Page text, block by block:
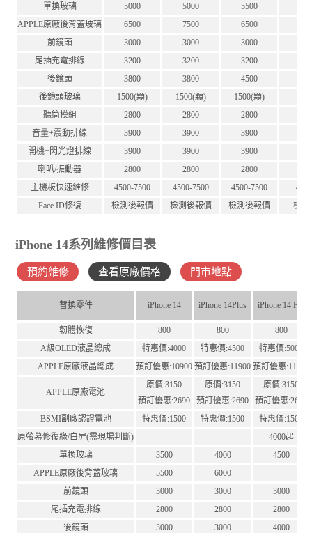
單換玻璃
5000 5000 5500
APPLE原廠後背蓋玻璃
6500 7500 6500
前鏡頭
3000 3000 3000
尾插充電排線
3200 3200 3200
後鏡頭
3800 3800 4500
後鏡頭玻璃
1500(顆) 1500(顆) 1500(顆)
聽筒模組
2800 2800 2800
音量+震動排線
3900 3900 3900
開機+閃光燈排線
3900 3900 3900
喇叭/振動器
2800 2800 2800
主機板快速維修
4500-7500 4500-7500 4500-7500
Face ID修復
檢測後報價 檢測後報價 檢測後報價 檢測
iPhone 14系列維修價目表
預約維修 查看原廠價格 門市地點
替換零件 iPhone 14 iPhone 14Plus iPhone 14 Pro
韌體恢復 800 800
800
A級OLED液晶總成
特惠價:4000 特惠價:4500
特惠價:5000
APPLE原廠液晶總成
預訂優惠:10900 預訂優惠:11900 預訂優惠:11900
APPLE原廠電池
原價:3150
預訂優惠:2690
原價:3150
預訂優惠:2690
原價:3150
預訂優惠:2690
BSMI副廠認證電池
特惠價:1500 特惠價:1500
特惠價:1500
原螢幕修復綠/白屏(需現場判斷)
- -
4000起
單換玻璃
3500 4000
4500
APPLE原廠後背蓋玻璃
5500 6000
-
前鏡頭
3000 3000
3000
尾插充電排線
2800 2800
2800
後鏡頭
3000 3000
4000